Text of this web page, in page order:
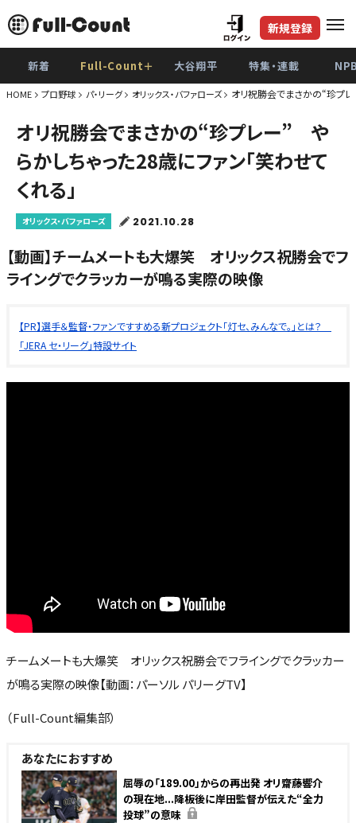
新規登録
新着 Full-Count＋ 大谷翔平 特集・連載
HOME プロ野球 パ・リーグ オリックス・バファローズ オリ祝勝会でまさかの“珍プ
オリ祝勝会でまさかの“珍プレー” や
らかしちゃった28歳にファン「笑わせて
くれる」
オリックス・バファローズ 2021.10.28
【動画】チームメートも大爆笑 オリックス祝勝会でフ
ライングでクラッカーが鳴る実際の映像
【PR】選手＆監督・ファンですすめる新プロジェクト「灯セ、みんなで。」とは？
「JERA セ・リーグ」特設サイト
チームメートも大爆笑 オリックス祝勝会でフライングでクラッカー
が鳴る実際の映像【動画：パーソル パリーグTV】
（Full-Count編集部）
あなたにおすすめ
屈辱の「189.00」からの再出発 オリ齋藤響介
の現在地...降板後に岸田監督が伝えた“全力
投球”の意味